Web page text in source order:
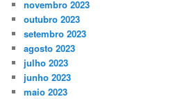
novembro 2023
outubro 2023
setembro 2023
agosto 2023
julho 2023
junho 2023
maio 2023